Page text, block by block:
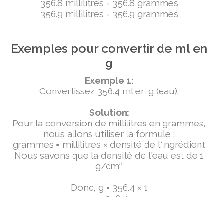
356.8 millilitres = 356.8 grammes
356.9 millilitres = 356.9 grammes
Exemples pour convertir de ml en
g
Exemple 1:
Convertissez 356.4 ml en g (eau).
Solution:
Pour la conversion de millilitres en grammes,
nous allons utiliser la formule :
grammes = millilitres × densité de l'ingrédient
Nous savons que la densité de l'eau est de 1
g/cm³
Donc, g = 356.4 × 1